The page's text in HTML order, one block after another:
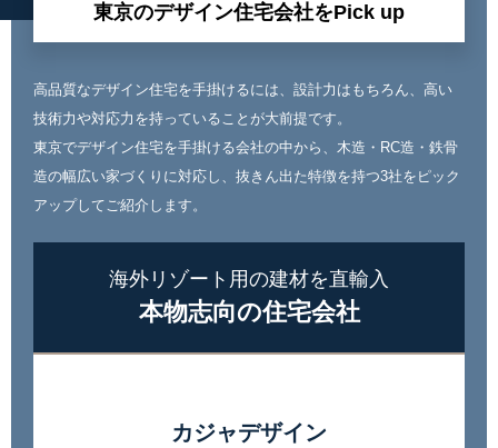
東京のデザイン住宅会社をPick up
高品質なデザイン住宅を手掛けるには、設計力はもちろん、高い
技術力や対応力を持っていることが大前提です。
東京でデザイン住宅を手掛ける会社の中から、木造・RC造・鉄骨
造の幅広い家づくりに対応し、抜きん出た特徴を持つ3社をピック
アップしてご紹介します。
海外リゾート用の建材を直輸入
本物志向の住宅会社
カジャデザイン